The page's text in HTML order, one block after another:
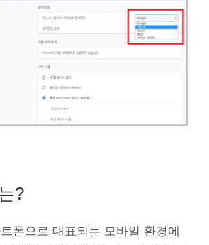
?
폰으로 대표되는 모바일 환경에